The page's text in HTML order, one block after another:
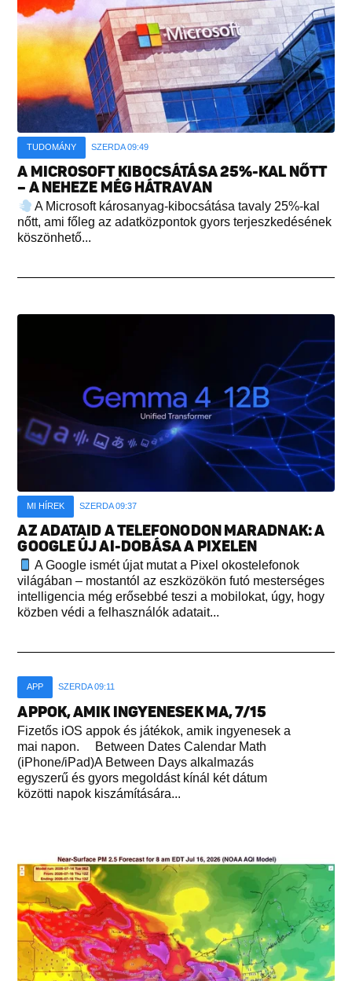
TUDOMÁNY SZERDA 09:49
A MICROSOFT KIBOCSÁTÁSA 25%-KAL NŐTT
– A NEHEZE MÉG HÁTRAVAN
A Microsoft károsanyag-kibocsátása tavaly 25%-kal
nőtt, ami főleg az adatközpontok gyors terjeszkedésének
köszönhető...
MI HÍREK SZERDA 09:37
AZ ADATAID A TELEFONODON MARADNAK: A
GOOGLE ÚJ AI-DOBÁSA A PIXELEN
A Google ismét újat mutat a Pixel okostelefonok
világában – mostantól az eszközökön futó mesterséges
intelligencia még erősebbé teszi a mobilokat, úgy, hogy
közben védi a felhasználók adatait...
APP SZERDA 09:11
APPOK, AMIK INGYENESEK MA, 7/15
Fizetős iOS appok és játékok, amik ingyenesek a
mai napon. Between Dates Calendar Math
(iPhone/iPad)A Between Days alkalmazás
egyszerű és gyors megoldást kínál két dátum
közötti napok kiszámítására...